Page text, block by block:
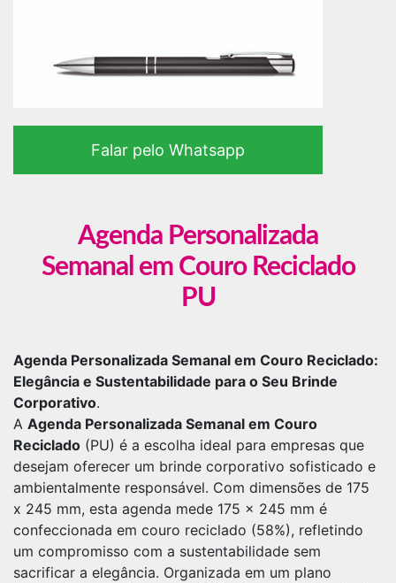
Falar pelo Whatsapp
Agenda Personalizada
Semanal em Couro Reciclado
PU
Agenda Personalizada Semanal em Couro Reciclado:
Elegância e Sustentabilidade para o Seu Brinde
Corporativo.
A Agenda Personalizada Semanal em Couro
Reciclado (PU) é a escolha ideal para empresas que
desejam oferecer um brinde corporativo sofisticado e
ambientalmente responsável. Com dimensões de 175
x 245 mm, esta agenda mede 175 x 245 mm é
confeccionada em couro reciclado (58%), refletindo
um compromisso com a sustentabilidade sem
sacrificar a elegância. Organizada em um plano